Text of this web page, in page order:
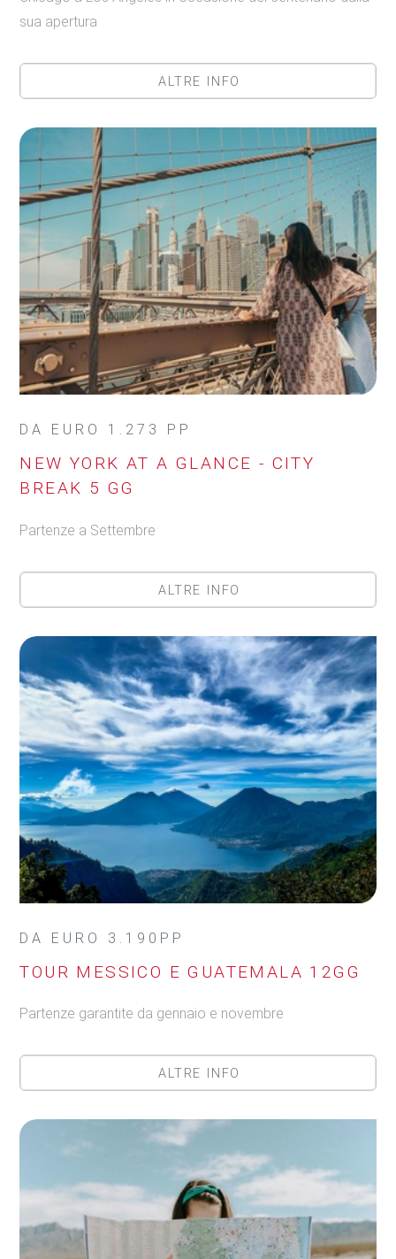
sua apertura
ALTRE INFO
DA EURO 1.273 PP
NEW YORK AT A GLANCE - CITY
BREAK 5 GG
Partenze a Settembre
ALTRE INFO
DA EURO 3.190PP
TOUR MESSICO E GUATEMALA 12GG
Partenze garantite da gennaio e novembre
ALTRE INFO